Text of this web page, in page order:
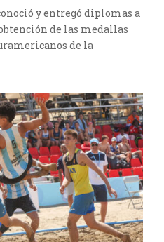
y entregó diplomas a
de las medallas
de la